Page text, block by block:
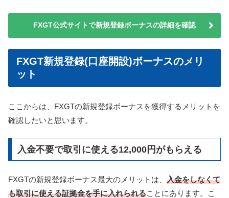
FXGT公式サイトで新規登録ボーナスの詳細を確認
FXGT新規登録(口座開設)ボーナスのメリ
ット
ここからは、FXGTの新規登録ボーナスを獲得するメリットを
確認したいと思います。
入金不要で取引に使える12,000円がもらえる
FXGTの新規登録ボーナス最大のメリットは、 入金をしなくて
も取引に使える証拠金を手に入れられることにあります。こ